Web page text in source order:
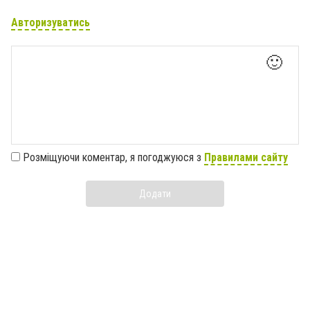
Авторизуватись
🙂
Розміщуючи коментар, я погоджуюся з Правилами сайту
Додати